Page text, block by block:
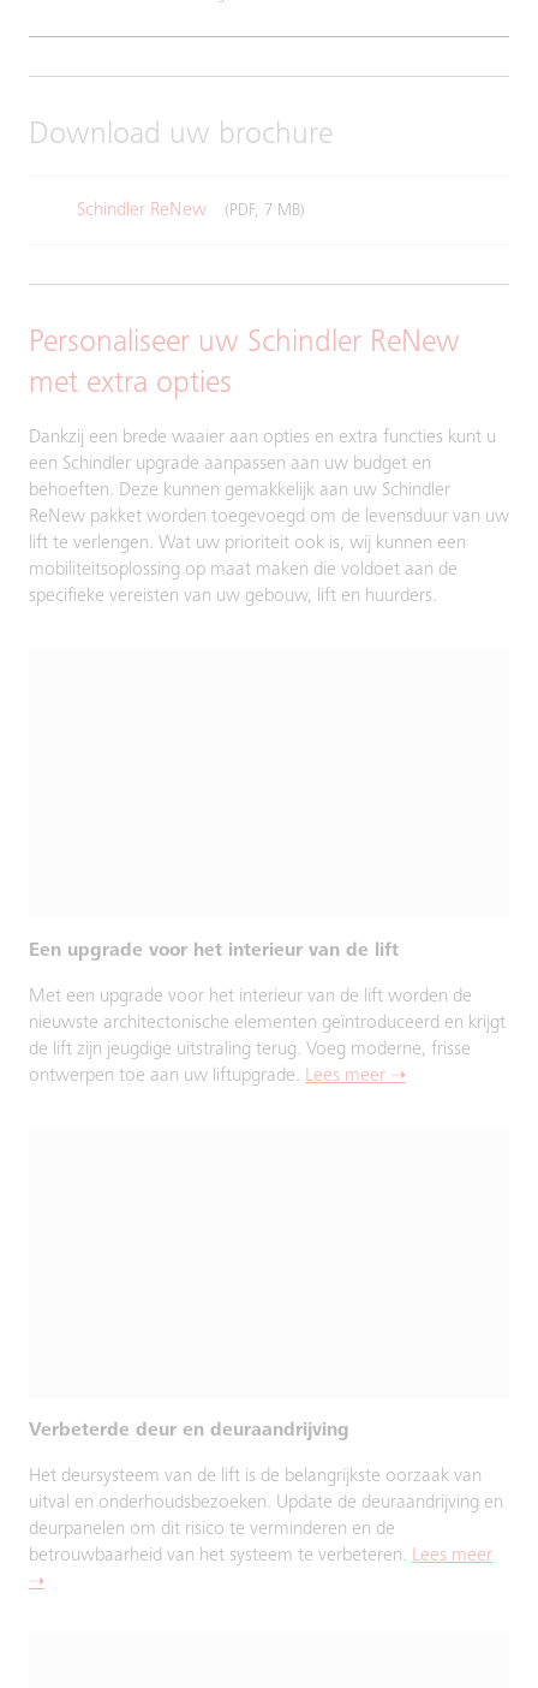
Download uw brochure
Schindler ReNew (PDF, 7 MB)
Personaliseer uw Schindler ReNew
met extra opties
Dankzij een brede waaier aan opties en extra functies kunt u
een Schindler upgrade aanpassen aan uw budget en
behoeften. Deze kunnen gemakkelijk aan uw Schindler
ReNew pakket worden toegevoegd om de levensduur van uw
lift te verlengen. Wat uw prioriteit ook is, wij kunnen een
mobiliteitsoplossing op maat maken die voldoet aan de
specifieke vereisten van uw gebouw, lift en huurders.
Een upgrade voor het interieur van de lift
Met een upgrade voor het interieur van de lift worden de
nieuwste architectonische elementen geïntroduceerd en krijgt
de lift zijn jeugdige uitstraling terug. Voeg moderne, frisse
ontwerpen toe aan uw liftupgrade. Lees meer ➝
Verbeterde deur en deuraandrijving
Het deursysteem van de lift is de belangrijkste oorzaak van
uitval en onderhoudsbezoeken. Update de deuraandrijving en
deurpanelen om dit risico te verminderen en de
betrouwbaarheid van het systeem te verbeteren. Lees meer
➝